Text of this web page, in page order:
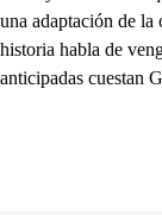
una adaptación de la
historia habla de
anticipadas cuestan